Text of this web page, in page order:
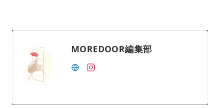
MOREDOOR編集部